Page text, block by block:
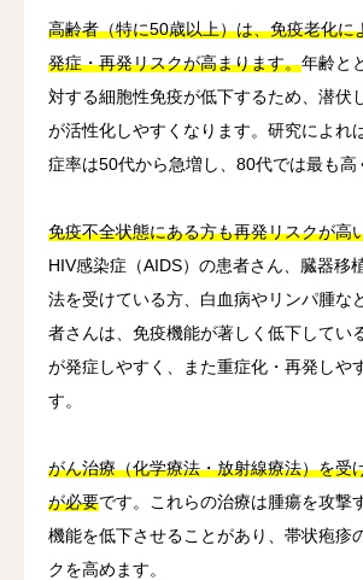
高齢者（特に50歳以上）は、免疫老化に
発症・再発リスクが高まります。年齢と
対する細胞性免疫が低下するため、潜伏
が活性化しやすくなります。研究によれ
症率は50代から急増し、80代では最も高
免疫不全状態にある方も再発リスクが高
HIV感染症（AIDS）の患者さん、臓器移
法を受けている方、白血病やリンパ腫な
者さんは、免疫機能が著しく低下してい
が発症しやすく、また重症化・再発しや
す。
がん治療（化学療法・放射線療法）を受
が必要です。これらの治療は腫瘍を攻撃
機能を低下させることがあり、帯状疱疹
クを高めます。